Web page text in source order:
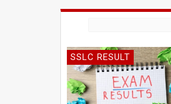
SSLC RESULT